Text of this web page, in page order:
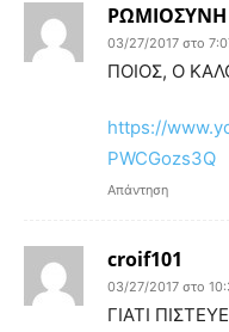
ΡΩΜΙΟΣΥΝΗ
03/27/2017 στο
ΠΟΙΟΣ, Ο
https://
PWCGozs3Q
Απάντηση
croif101
03/27/2017 στο
ΓΙΑΤΙ